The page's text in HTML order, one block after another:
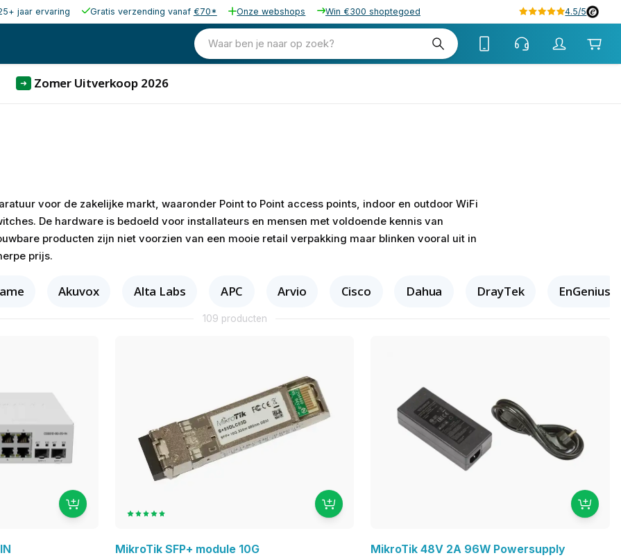
jaar ervaring Gratis verzending vanaf €70* Onze webshops Win €300 shoptegoed 4.5/5
Waar ben je naar op zoek?
➜ Zomer Uitverkoop 2026
voor de zakelijke markt, waaronder Point to Point access points, indoor en outdoor WiFi
De hardware is bedoeld voor installateurs en mensen met voldoende kennis van
producten zijn niet voorzien van een mooie retail verpakking maar blinken vooral uit in
prijs.
Akuvox Alta Labs APC Arvio Cisco Dahua DrayTek EnGenius
109 producten
MikroTik SFP+ module 10G MikroTik 48V 2A 96W Powersupply